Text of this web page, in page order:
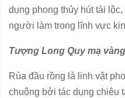
dụng phong thủy hút tài
người làm trong lĩnh vực
Tượng Long Quy mạ vàng
Rùa đầu rồng là linh vật
chuộng bởi tác dụng chiêu